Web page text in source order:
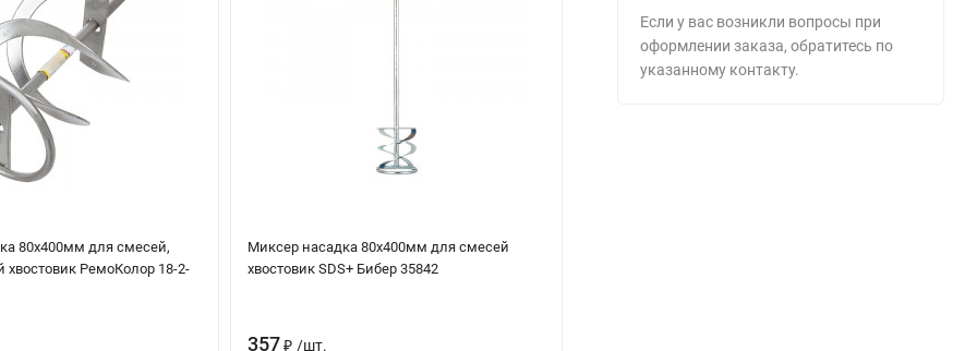
Паста
80х400мм для смесей,
хвостовик РемоКолор 18-2-
Миксер насадка 80х400мм для смесей
хвостовик SDS+ Бибер 35842
357 ₽ /шт.
Если у вас возникли вопросы при
оформлении заказа, обратитесь по
указанному контакту.